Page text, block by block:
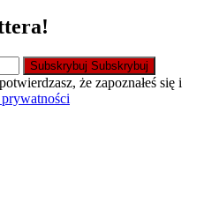
Subskrybuj Subskrybuj
że zapoznałeś się i